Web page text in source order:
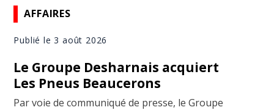
AFFAIRES
Publié le 3 août 2026
Le Groupe Desharnais acquiert
Les Pneus Beaucerons
Par voie de communiqué de presse, le Groupe